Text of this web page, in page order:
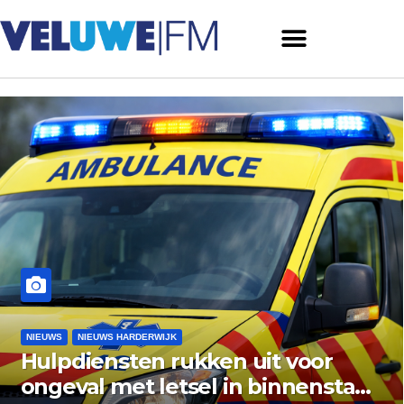
uit voor
binnenstad
NIEUWS NIEUWS ERMELO
Gemeente Ermelo
vishandel af: